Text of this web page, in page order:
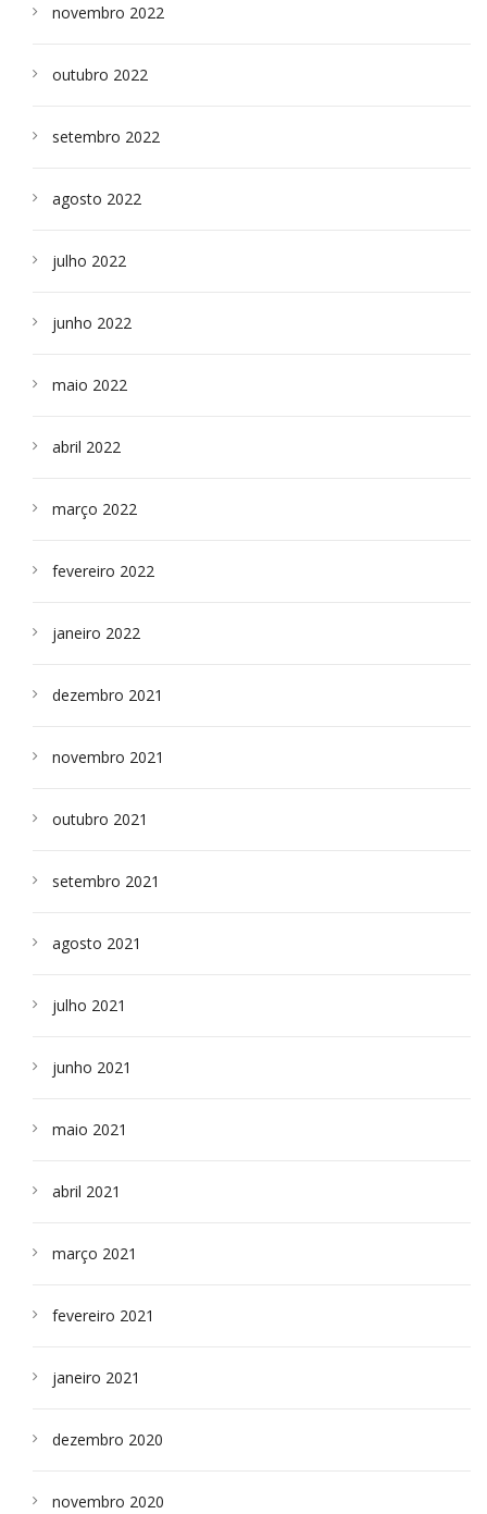
novembro 2022
outubro 2022
setembro 2022
agosto 2022
julho 2022
junho 2022
maio 2022
abril 2022
março 2022
fevereiro 2022
janeiro 2022
dezembro 2021
novembro 2021
outubro 2021
setembro 2021
agosto 2021
julho 2021
junho 2021
maio 2021
abril 2021
março 2021
fevereiro 2021
janeiro 2021
dezembro 2020
novembro 2020